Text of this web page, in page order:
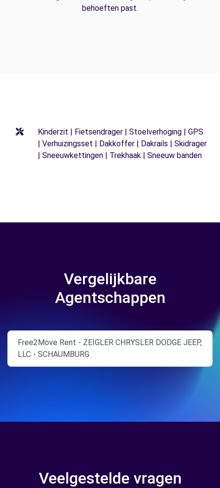
behoeften past.
Kinderzit | Fietsendrager | Stoelverhoging | GPS
| Verhuizingsset | Dakkoffer | Dakrails | Skidrager
| Sneeuwkettingen | Trekhaak | Sneeuw banden
Vergelijkbare
Agentschappen
Free2Move Rent - ZEIGLER CHRYSLER DODGE JEEP,
LLC - SCHAUMBURG
Veelgestelde vragen